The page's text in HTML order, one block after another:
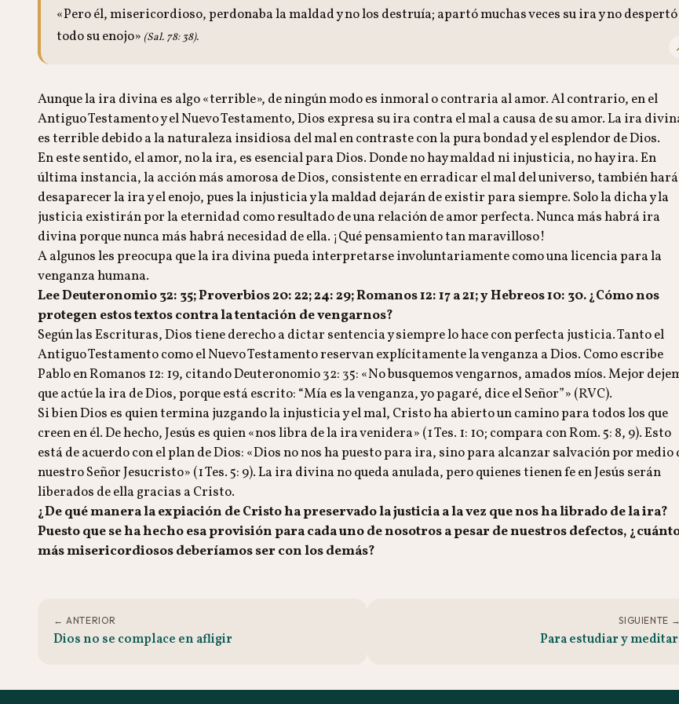
«Pero él, misericordioso, perdonaba la maldad y no los destruía; apartó muchas veces su ira y no despertó
todo su enojo» (Sal. 78: 38).
Aunque la ira divina es algo «terrible», de ningún modo es inmoral o contraria al amor. Al contrario, en el
Antiguo Testamento y el Nuevo Testamento, Dios expresa su ira contra el mal a causa de su amor. La ira
es terrible debido a la naturaleza insidiosa del mal en contraste con la pura bondad y el esplendor de Dios.
En este sentido, el amor, no la ira, es esencial para Dios. Donde no hay maldad ni injusticia, no hay ira. En
última instancia, la acción más amorosa de Dios, consistente en erradicar el mal del universo, también hará
desaparecer la ira y el enojo, pues la injusticia y la maldad dejarán de existir para siempre. Solo la dicha y la
justicia existirán por la eternidad como resultado de una relación de amor perfecta. Nunca más habrá ira
divina porque nunca más habrá necesidad de ella. ¡Qué pensamiento tan maravilloso!
A algunos les preocupa que la ira divina pueda interpretarse involuntariamente como una licencia para la
venganza humana.
Lee Deuteronomio 32: 35; Proverbios 20: 22; 24: 29; Romanos 12: 17 a 21; y Hebreos 10: 30. ¿Cómo nos
protegen estos textos contra la tentación de vengarnos?
Según las Escrituras, Dios tiene derecho a dictar sentencia y siempre lo hace con perfecta justicia. Tanto el
Antiguo Testamento como el Nuevo Testamento reservan explícitamente la venganza a Dios. Como escribe
Pablo en Romanos 12: 19, citando Deuteronomio 32: 35: «No busquemos vengarnos, amados míos. Mejor
que actúe la ira de Dios, porque está escrito: “Mía es la venganza, yo pagaré, dice el Señor”» (RVC).
Si bien Dios es quien termina juzgando la injusticia y el mal, Cristo ha abierto un camino para todos los que
creen en él. De hecho, Jesús es quien «nos libra de la ira venidera» (1 Tes. 1: 10; compara con Rom. 5: 8, 9). Esto
está de acuerdo con el plan de Dios: «Dios no nos ha puesto para ira, sino para alcanzar salvación por medio
nuestro Señor Jesucristo» (1 Tes. 5: 9). La ira divina no queda anulada, pero quienes tienen fe en Jesús serán
liberados de ella gracias a Cristo.
¿De qué manera la expiación de Cristo ha preservado la justicia a la vez que nos ha librado de la ira?
Puesto que se ha hecho esa provisión para cada uno de nosotros a pesar de nuestros defectos,
más misericordiosos deberíamos ser con los demás?
← ANTERIOR
Dios no se complace en afligir
SIGUIENTE →
Para estudiar y